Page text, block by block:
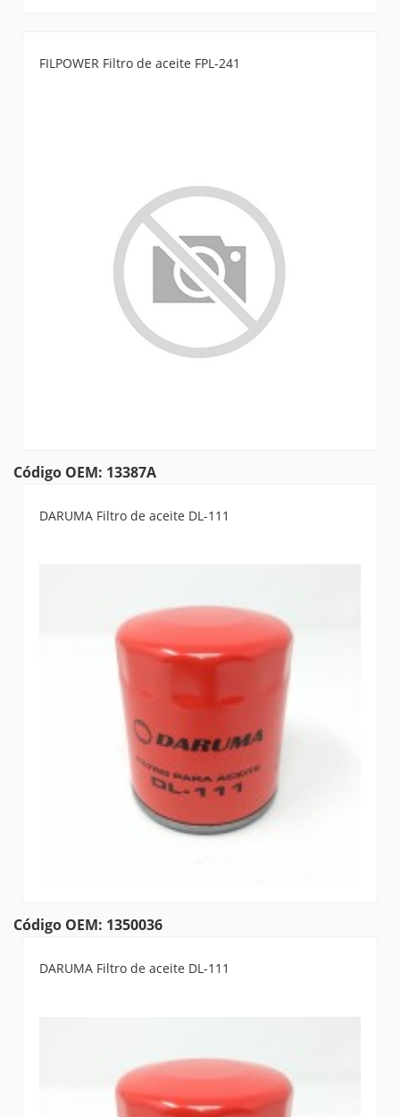
FILPOWER Filtro de aceite FPL-241
Código OEM: 13387A
DARUMA Filtro de aceite DL-111
Código OEM: 1350036
DARUMA Filtro de aceite DL-111